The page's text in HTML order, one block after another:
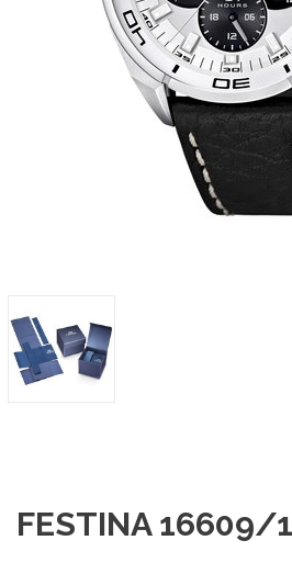
FESTINA 16609/1